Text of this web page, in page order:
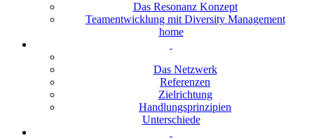
Das Resonanz Konzept
Teamentwicklung mit Diversity Management
home
Das Netzwerk
Referenzen
Zielrichtung
Handlungsprinzipien
Unterschiede